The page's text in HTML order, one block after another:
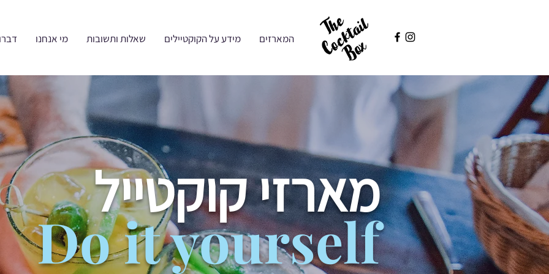
המארזים מידע על הקוקטיילים שאלות ותשובות מי אנחנו
מארזי קוקטייל
Do it yourself